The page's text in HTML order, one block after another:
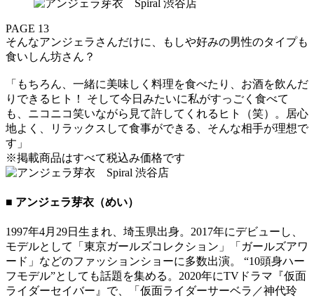
PAGE 13
そんなアンジェラさんだけに、もしや好みの男性のタイプも
食いしん坊さん？
「もちろん、一緒に美味しく料理を食べたり、お酒を飲んだ
りできるヒト！ そして今日みたいに私がすっごく食べて
も、ニコニコ笑いながら見て許してくれるヒト（笑）。居心
地よく、リラックスして食事ができる、そんな相手が理想で
す」
※掲載商品はすべて税込み価格です
■ アンジェラ芽衣（めい）
1997年4月29日生まれ、埼玉県出身。2017年にデビューし、
モデルとして「東京ガールズコレクション」「ガールズアワ
ード」などのファッションショーに多数出演。 “10頭身ハー
フモデル”としても話題を集める。2020年にTVドラマ『仮面
ライダーセイバー』で、「仮面ライダーサーベラ／神代玲